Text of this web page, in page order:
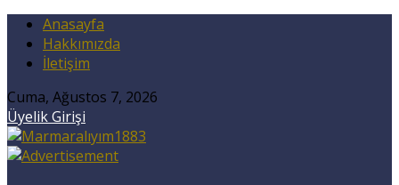
Anasayfa
Hakkımızda
İletişim
Cuma, Ağustos 7, 2026
Üyelik Girişi